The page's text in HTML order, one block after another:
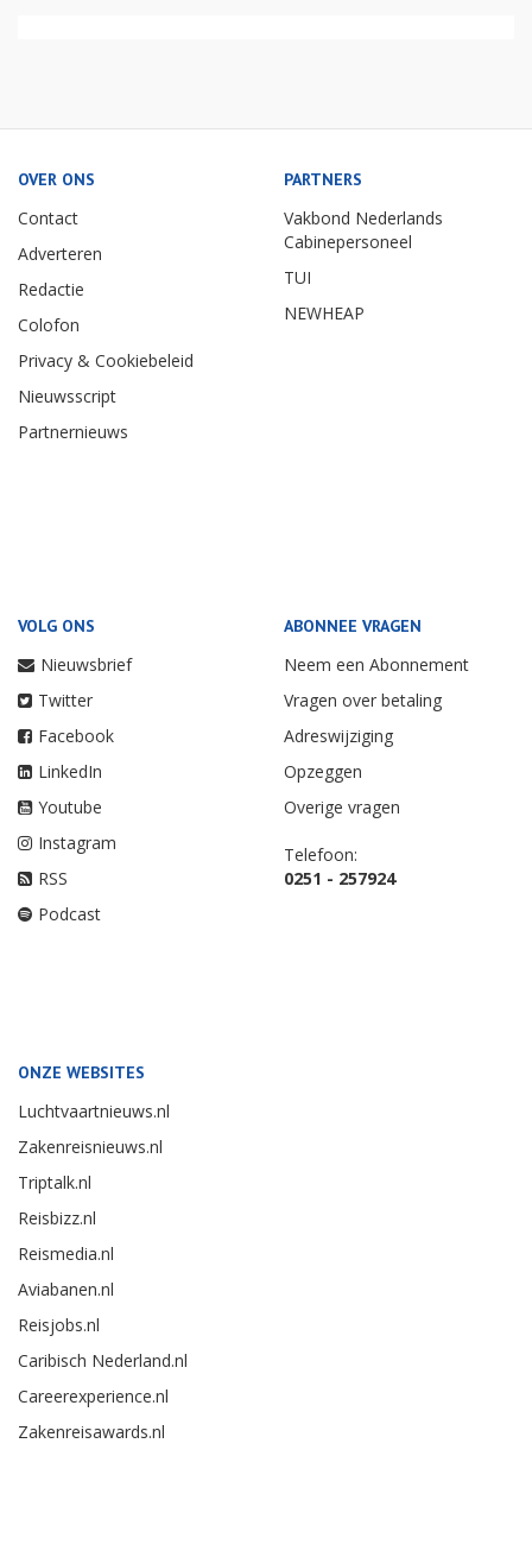
OVER ONS
Contact
Adverteren
Redactie
Colofon
Privacy & Cookiebeleid
Nieuwsscript
Partnernieuws
PARTNERS
Vakbond Nederlands
Cabinepersoneel
TUI
NEWHEAP
VOLG ONS
Nieuwsbrief
Twitter
Facebook
LinkedIn
Youtube
Instagram
RSS
Podcast
ABONNEE VRAGEN
Neem een Abonnement
Vragen over betaling
Adreswijziging
Opzeggen
Overige vragen
Telefoon:
0251 - 257924
ONZE WEBSITES
Luchtvaartnieuws.nl
Zakenreisnieuws.nl
Triptalk.nl
Reisbizz.nl
Reismedia.nl
Aviabanen.nl
Reisjobs.nl
Caribisch Nederland.nl
Careerexperience.nl
Zakenreisawards.nl